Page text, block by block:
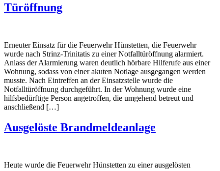
Türöffnung
Erneuter Einsatz für die Feuerwehr Hünstetten, die Feuerwehr
wurde nach Strinz-Trinitatis zu einer Notfalltüröffnung alarmiert.
Anlass der Alarmierung waren deutlich hörbare Hilferufe aus einer
Wohnung, sodass von einer akuten Notlage ausgegangen werden
musste. Nach Eintreffen an der Einsatzstelle wurde die
Notfalltüröffnung durchgeführt. In der Wohnung wurde eine
hilfsbedürftige Person angetroffen, die umgehend betreut und
anschließend […]
Ausgelöste Brandmeldeanlage
Heute wurde die Feuerwehr Hünstetten zu einer ausgelösten